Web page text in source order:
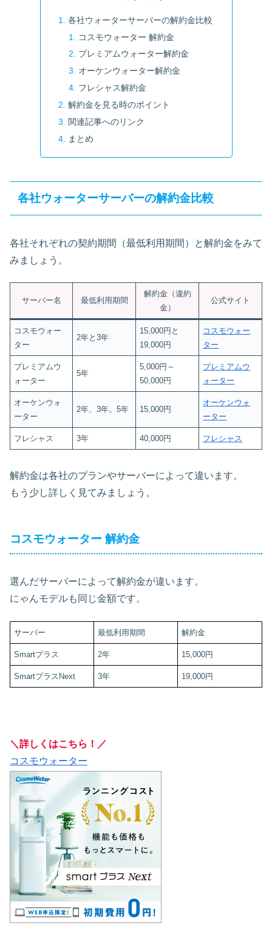
各社ウォーターサーバーの解約金比較
コスモウォーター 解約金
プレミアムウォーター解約金
オーケンウォーター解約金
フレシャス解約金
解約金を見る時のポイント
関連記事へのリンク
まとめ
各社ウォーターサーバーの解約金比較
各社それぞれの契約期間（最低利用期間）と解約金をみて
みましょう。
サーバー名 最低利用期間
解約金（違約
金）
公式サイト
コスモウォー
ター
2年と3年
15,000円と
19,000円
コスモウォー
ター
プレミアムウ
ォーター
5年
5,000円～
50,000円
プレミアムウ
ォーター
オーケンウォ
ーター
2年、3年。5年 15,000円
オーケンウォ
ーター
フレシャス 3年 40,000円 フレシャス
解約金は各社のプランやサーバーによって違います。
もう少し詳しく見てみましょう。
コスモウォーター 解約金
選んだサーバーによって解約金が違います。
にゃんモデルも同じ金額です。
サーバー 最低利用期間 解約金
Smartプラス 2年 15,000円
SmartプラスNext 3年 19,000円
＼詳しくはこちら！／
コスモウォーター